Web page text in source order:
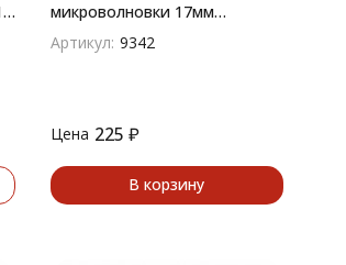
микроволновки 17мм
универсальный
Артикул: 9342
Цена 225 ₽
В корзину